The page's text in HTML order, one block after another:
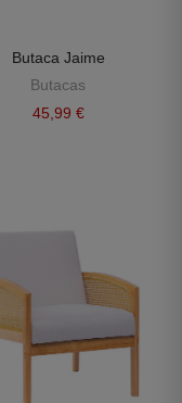
Butaca Jaime
Butacas
45,99 €